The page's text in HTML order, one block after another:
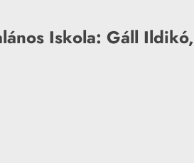
Iskola: Gáll Ildikó,